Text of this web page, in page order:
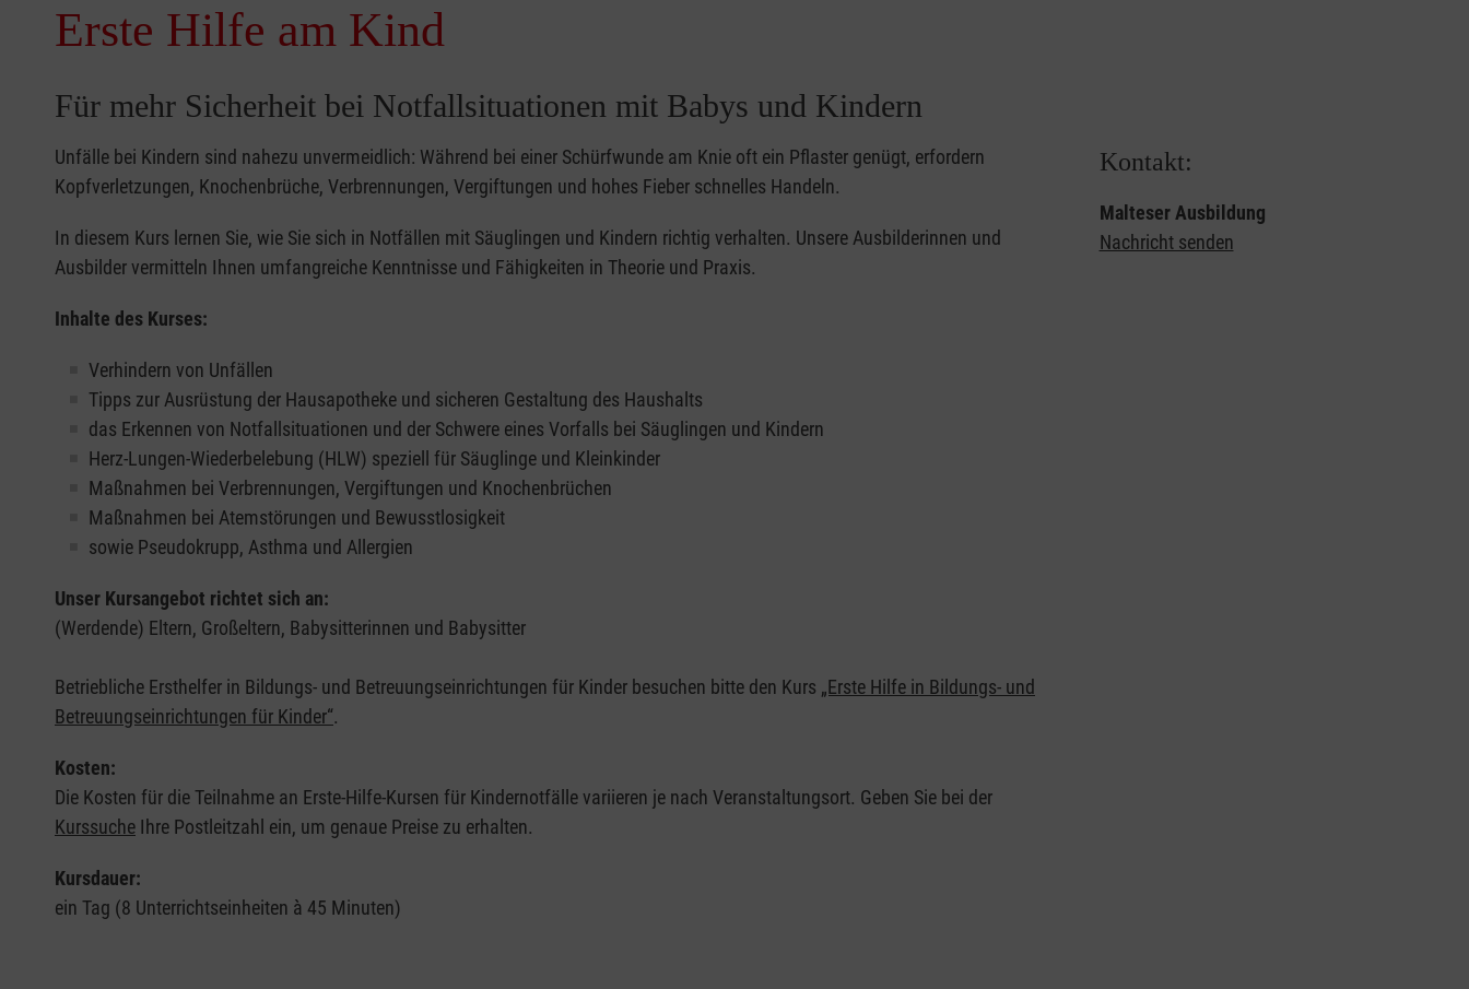
Erste Hilfe am Kind
Für mehr Sicherheit bei Notfallsituationen mit Babys und Kindern
Unfälle bei Kindern sind nahezu unvermeidlich: Während bei einer Schürfwunde am Knie oft ein Pflaster genügt, erfordern
Kopfverletzungen, Knochenbrüche, Verbrennungen, Vergiftungen und hohes Fieber schnelles Handeln.
In diesem Kurs lernen Sie, wie Sie sich in Notfällen mit Säuglingen und Kindern richtig verhalten. Unsere Ausbilderinnen und
Ausbilder vermitteln Ihnen umfangreiche Kenntnisse und Fähigkeiten in Theorie und Praxis.
Inhalte des Kurses:
Verhindern von Unfällen
Tipps zur Ausrüstung der Hausapotheke und sicheren Gestaltung des Haushalts
das Erkennen von Notfallsituationen und der Schwere eines Vorfalls bei Säuglingen und Kindern
Herz-Lungen-Wiederbelebung (HLW) speziell für Säuglinge und Kleinkinder
Maßnahmen bei Verbrennungen, Vergiftungen und Knochenbrüchen
Maßnahmen bei Atemstörungen und Bewusstlosigkeit
sowie Pseudokrupp, Asthma und Allergien
Unser Kursangebot richtet sich an:
(Werdende) Eltern, Großeltern, Babysitterinnen und Babysitter
Betriebliche Ersthelfer in Bildungs- und Betreuungseinrichtungen für Kinder besuchen bitte den Kurs „Erste Hilfe in Bildungs- und
Betreuungseinrichtungen für Kinder“.
Kosten:
Die Kosten für die Teilnahme an Erste-Hilfe-Kursen für Kindernotfälle variieren je nach Veranstaltungsort. Geben Sie bei der
Kurssuche Ihre Postleitzahl ein, um genaue Preise zu erhalten.
Kursdauer:
ein Tag (8 Unterrichtseinheiten à 45 Minuten)
Kontakt:
Malteser Ausbildung
Nachricht senden